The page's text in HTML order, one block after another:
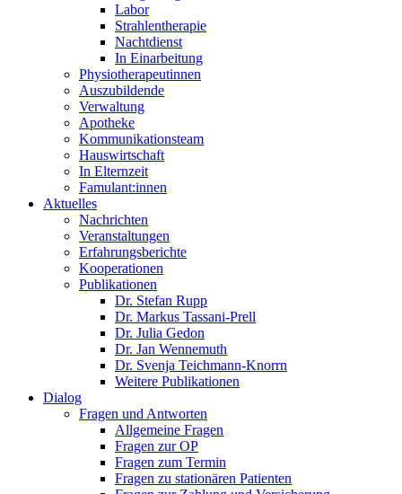
Labor
Strahlentherapie
Nachtdienst
In Einarbeitung
Physiotherapeutinnen
Auszubildende
Verwaltung
Apotheke
Kommunikationsteam
Hauswirtschaft
In Elternzeit
Famulant:innen
Aktuelles
Nachrichten
Veranstaltungen
Erfahrungsberichte
Kooperationen
Publikationen
Dr. Stefan Rupp
Dr. Markus Tassani-Prell
Dr. Julia Gedon
Dr. Jan Wennemuth
Dr. Svenja Teichmann-Knorrn
Weitere Publikationen
Dialog
Fragen und Antworten
Allgemeine Fragen
Fragen zur OP
Fragen zum Termin
Fragen zu stationären Patienten